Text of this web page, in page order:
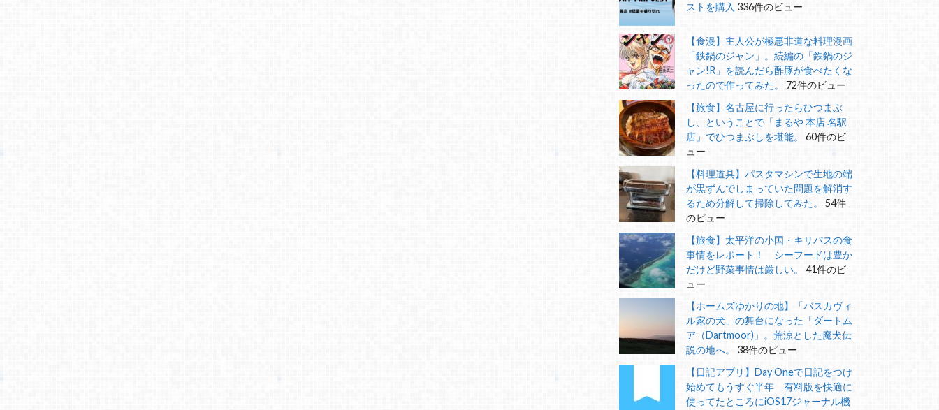
ストを購入 336件のビュー
【食漫】主人公が極悪非道な料理漫画
「鉄鍋のジャン」。続編の「鉄鍋のジ
ャン!R」を読んだら酢豚が食べたくな
ったので作ってみた。
72件のビュー
【旅食】名古屋に行ったらひつまぶ
し、ということで「まるや 本店 名駅
店」でひつまぶしを堪能。
60件のビ
ュー
【料理道具】パスタマシンで生地の端
が黒ずんでしまっていた問題を解消す
るため分解して掃除してみた。
54件
のビュー
【旅食】太平洋の小国・キリバスの食
事情をレポート！ シーフードは豊か
だけど野菜事情は厳しい。
41件のビ
ュー
【ホームズゆかりの地】「バスカヴィ
ル家の犬」の舞台になった「ダートム
ア（Dartmoor)」。荒涼とした魔犬伝
説の地へ。
38件のビュー
【日記アプリ】Day Oneで日記をつけ
始めてもうすぐ半年 有料版を快適に
使ってたところにiOS17ジャーナル機